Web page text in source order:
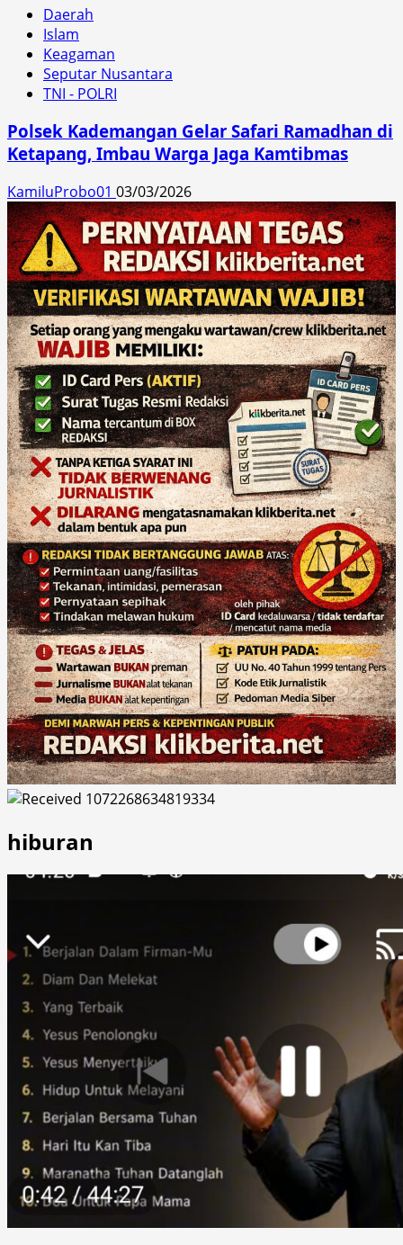
Daerah
Islam
Keagaman
Seputar Nusantara
TNI - POLRI
Polsek Kademangan Gelar Safari Ramadhan di
Ketapang, Imbau Warga Jaga Kamtibmas
KamiluProbo01 03/03/2026
hiburan